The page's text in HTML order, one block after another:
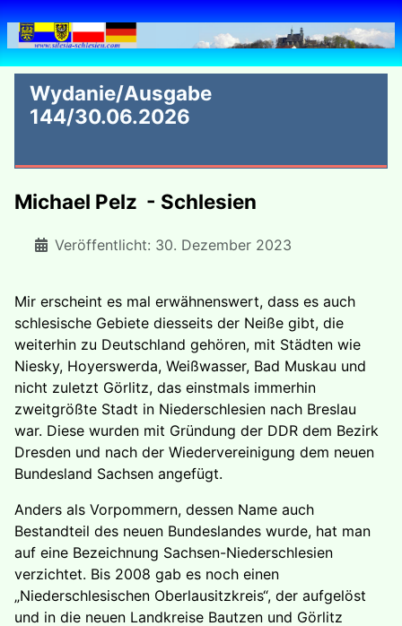
Wydanie/Ausgabe
144/30.06.2026
Michael Pelz - Schlesien
Veröffentlicht: 30. Dezember 2023
Mir erscheint es mal erwähnenswert, dass es auch
schlesische Gebiete diesseits der Neiße gibt, die
weiterhin zu Deutschland gehören, mit Städten wie
Niesky, Hoyerswerda, Weißwasser, Bad Muskau und
nicht zuletzt Görlitz, das einstmals immerhin
zweitgrößte Stadt in Niederschlesien nach Breslau
war. Diese wurden mit Gründung der DDR dem Bezirk
Dresden und nach der Wiedervereinigung dem neuen
Bundesland Sachsen angefügt.
Anders als Vorpommern, dessen Name auch
Bestandteil des neuen Bundeslandes wurde, hat man
auf eine Bezeichnung Sachsen-Niederschlesien
verzichtet. Bis 2008 gab es noch einen
„Niederschlesischen Oberlausitzkreis“, der aufgelöst
und in die neuen Landkreise Bautzen und Görlitz